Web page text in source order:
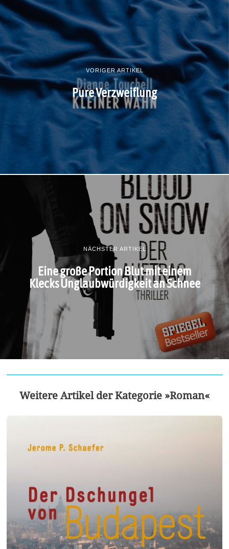
VORIGER ARTIKEL
Pure Verzweiflung
NÄCHSTER ARTIKEL
Eine große Portion Blut mit einem
Klecks Unglaubwürdigkeit an Schnee
Weitere Artikel der Kategorie »Roman«